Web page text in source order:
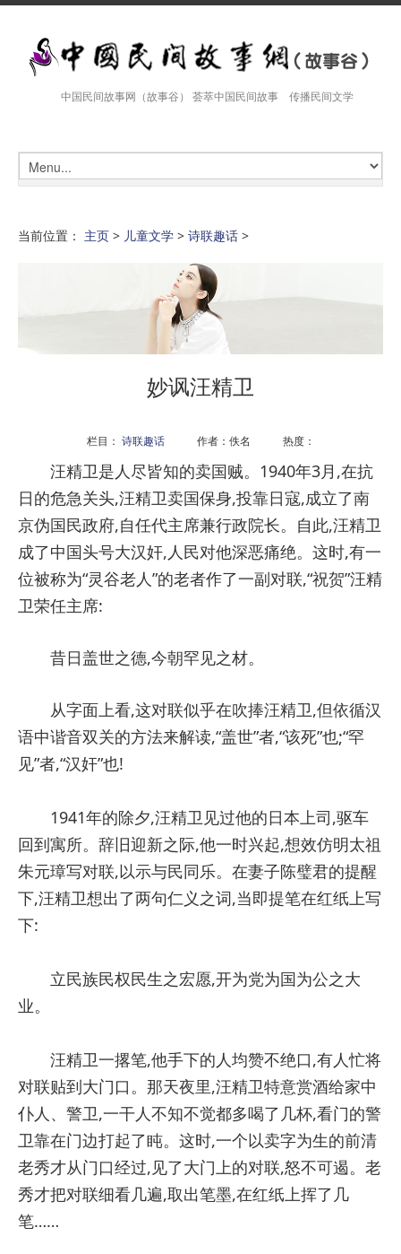
中国民间故事网（故事谷） 荟萃中国民间故事 传播民间文学
当前位置： 主页 > 儿童文学 > 诗联趣话 >
妙讽汪精卫
栏目： 诗联趣话作者：佚名 热度：
汪精卫是人尽皆知的卖国贼。1940年3月,在抗
日的危急关头,汪精卫卖国保身,投靠日寇,成立了南
京伪国民政府,自任代主席兼行政院长。自此,汪精卫
成了中国头号大汉奸,人民对他深恶痛绝。这时,有一
位被称为“灵谷老人”的老者作了一副对联,“祝贺”汪精
卫荣任主席:
昔日盖世之德,今朝罕见之材。
从字面上看,这对联似乎在吹捧汪精卫,但依循汉
语中谐音双关的方法来解读,“盖世”者,“该死”也;“罕
见”者,“汉奸”也!
1941年的除夕,汪精卫见过他的日本上司,驱车
回到寓所。辞旧迎新之际,他一时兴起,想效仿明太祖
朱元璋写对联,以示与民同乐。在妻子陈璧君的提醒
下,汪精卫想出了两句仁义之词,当即提笔在红纸上写
下:
立民族民权民生之宏愿,开为党为国为公之大
业。
汪精卫一撂笔,他手下的人均赞不绝口,有人忙将
对联贴到大门口。那天夜里,汪精卫特意赏酒给家中
仆人、警卫,一干人不知不觉都多喝了几杯,看门的警
卫靠在门边打起了盹。这时,一个以卖字为生的前清
老秀才从门口经过,见了大门上的对联,怒不可遏。老
秀才把对联细看几遍,取出笔墨,在红纸上挥了几
笔……